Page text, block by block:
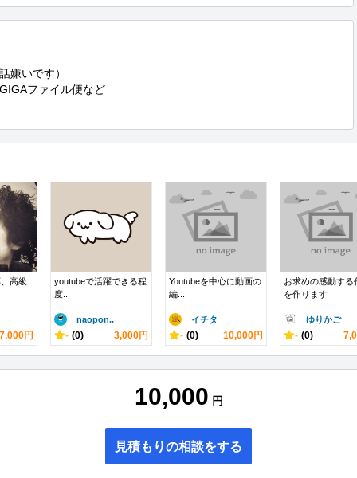
嫌いです）
ファイル便など
高級
円
youtubeで活躍できる程
度...
naopon..
- (0) 3,000円
Youtubeを中心に動画の
編...
イチタ
- (0) 10,000円
お求めの感動する
を作ります
ゆりかご
- (0)
10,000 円
見積もりの相談をする